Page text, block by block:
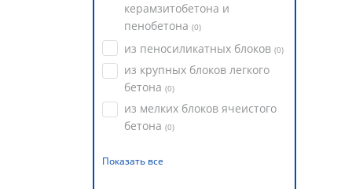
керамзитобетона и
пенобетона (0)
из пеносиликатных блоков (0)
из крупных блоков легкого
бетона (0)
из мелких блоков ячеистого
бетона (0)
Показать все